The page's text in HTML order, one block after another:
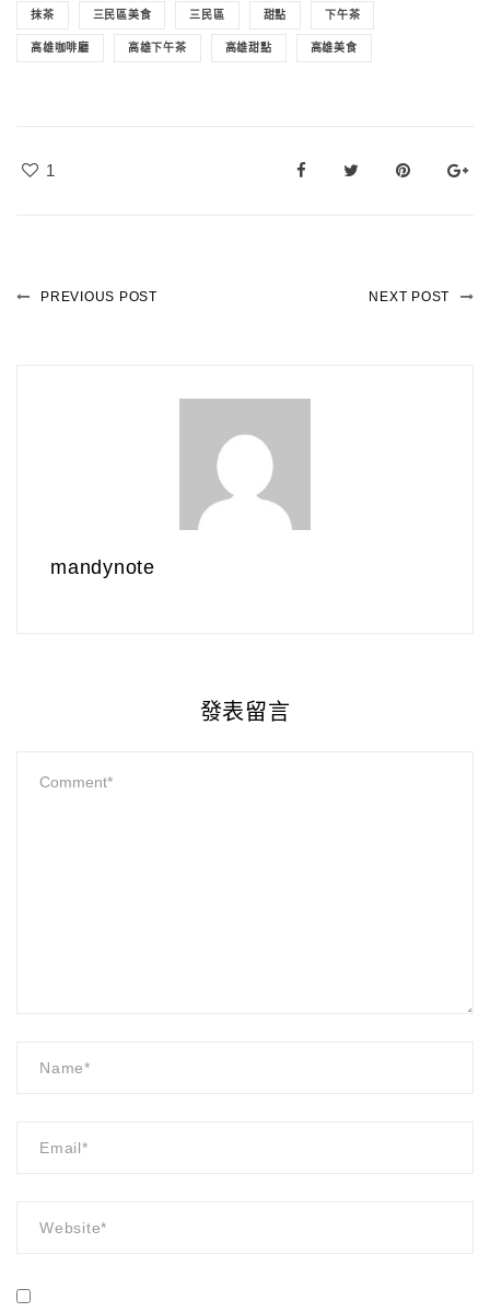
抹茶 三民區美食 三民區 甜點 下午茶
高雄咖啡廳 高雄下午茶 高雄甜點 高雄美食
1
PREVIOUS POST NEXT POST
mandynote
發表留言